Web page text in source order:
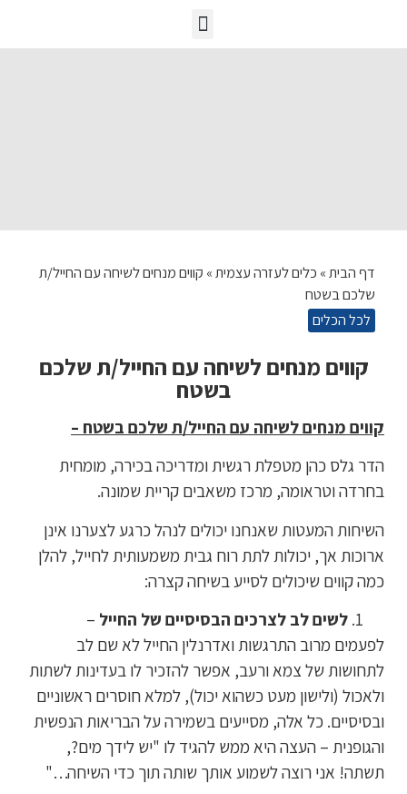
דף הבית» כלים לעזרה עצמית» קווים מנחים לשיחה עם החייל/ת
שלכם בשטח
לכל הכלים
קווים מנחים לשיחה עם החייל/ת שלכם
בשטח
קווים מנחים לשיחה עם החייל/ת שלכם בשטח –
הדר גלס כהן מטפלת רגשית ומדריכה בכירה, מומחית
בחרדה וטראומה, מרכז משאבים קריית שמונה.
השיחות המעטות שאנחנו יכולים לנהל כרגע לצערנו אינן
ארוכות אך, יכולות לתת רוח גבית משמעותית לחייל, להלן
כמה קווים שיכולים לסייע בשיחה קצרה:
לשים לב לצרכים הבסיסיים של החייל –
לפעמים מרוב התרגשות ואדרנלין החייל לא שם לב
לתחושות של צמא ורעב, אפשר להזכיר לו בעדינות לשתות
ולאכול (ולישון מעט כשהוא יכול), למלא חוסרים ראשוניים
ובסיסיים. כל אלה, מסייעים בשמירה על הבריאות הנפשית
והגופנית – העצה היא ממש להגיד לו "יש לידך מים?,
תשתה! אני רוצה לשמוע אותך שותה תוך כדי השיחה…"